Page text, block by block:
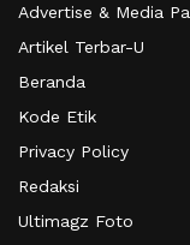
Advertise & Media
Artikel Terbar-U
Beranda
Kode Etik
Privacy Policy
Redaksi
Ultimagz Foto